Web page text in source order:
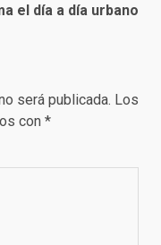
el día a día urbano
será publicada. Los
con *